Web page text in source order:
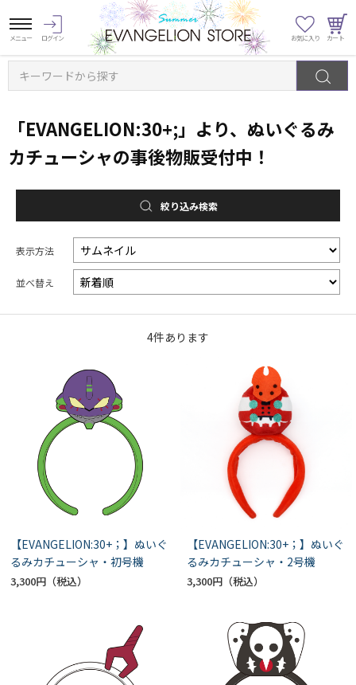
キーワードから探す
「EVANGELION:30+;」より、ぬいぐるみ
カチューシャの事後物販受付中！
絞り込み検索
表示方法
並べ替え
4件あります
【EVANGELION:30+；】ぬいぐ
るみカチューシャ・初号機
3,300円
【EVANGELION:30+；】ぬいぐ
るみカチューシャ・2号機
3,300円